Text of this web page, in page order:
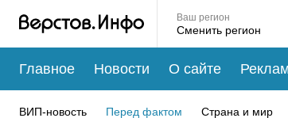
Ваш регион
Главное Новости О сайте
ВИП-новость Перед фактом Страна и мир